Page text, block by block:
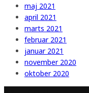
maj 2021
april 2021
marts 2021
februar 2021
januar 2021
november 2020
oktober 2020